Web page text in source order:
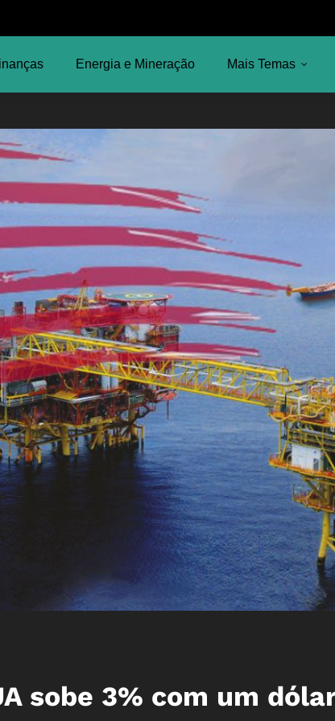
Energia e Mineração Mais Temas
sobe 3% com um